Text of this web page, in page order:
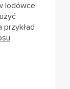
lodówce
przykład